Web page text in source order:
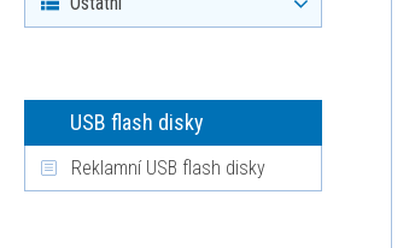
USB flash disky
Reklamní USB flash disky